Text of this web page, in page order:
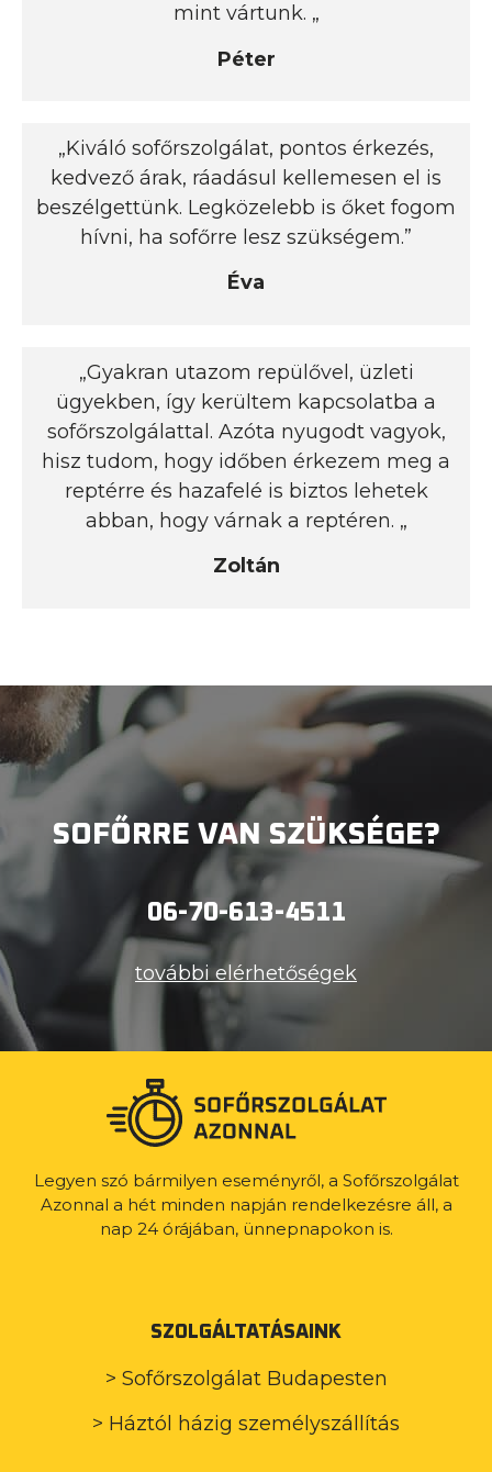
mint vártunk. „
Péter
„Kiváló sofőrszolgálat, pontos érkezés,
kedvező árak, ráadásul kellemesen el is
beszélgettünk. Legközelebb is őket fogom
hívni, ha sofőrre lesz szükségem.”
Éva
„Gyakran utazom repülővel, üzleti
ügyekben, így kerültem kapcsolatba a
sofőrszolgálattal. Azóta nyugodt vagyok,
hisz tudom, hogy időben érkezem meg a
reptérre és hazafelé is biztos lehetek
abban, hogy várnak a reptéren. „
Zoltán
SOFŐRRE VAN SZÜKSÉGE?
06-70-613-4511
további elérhetőségek
Legyen szó bármilyen eseményről, a Sofőrszolgálat
Azonnal a hét minden napján rendelkezésre áll, a
nap 24 órájában, ünnepnapokon is.
SZOLGÁLTATÁSAINK
> Sofőrszolgálat Budapesten
> Háztól házig személyszállítás